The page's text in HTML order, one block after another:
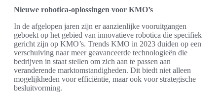
Nieuwe robotica-oplossingen voor KMO’s
In de afgelopen jaren zijn er aanzienlijke vooruitgangen
geboekt op het gebied van innovatieve robotica die specifiek
gericht zijn op KMO’s. Trends KMO in 2023 duiden op een
verschuiving naar meer geavanceerde technologieën die
bedrijven in staat stellen om zich aan te passen aan
veranderende marktomstandigheden. Dit biedt niet alleen
mogelijkheden voor efficiëntie, maar ook voor strategische
besluitvorming.